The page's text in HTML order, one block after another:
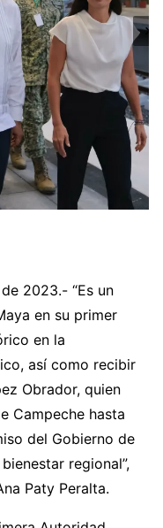
2023.- “Es un
en su primer
en la
así como recibir
Obrador, quien
Campeche hasta
del Gobierno de
regional”,
Paty Peralta.